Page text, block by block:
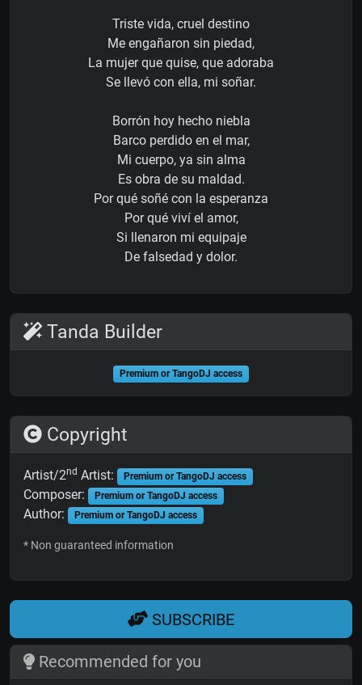
Triste vida, cruel destino
Me engañaron sin piedad,
La mujer que quise, que adoraba
Se llevó con ella, mi soñar.
Borrón hoy hecho niebla
Barco perdido en el mar,
Mi cuerpo, ya sin alma
Es obra de su maldad.
Por qué soñé con la esperanza
Por qué viví el amor,
Si llenaron mi equipaje
De falsedad y dolor.
Tanda Builder
Premium or TangoDJ access
Copyright
Artist/2nd Artist: Premium or TangoDJ access
Composer: Premium or TangoDJ access
Author: Premium or TangoDJ access
* Non guaranteed information
SUBSCRIBE
Recommended for you